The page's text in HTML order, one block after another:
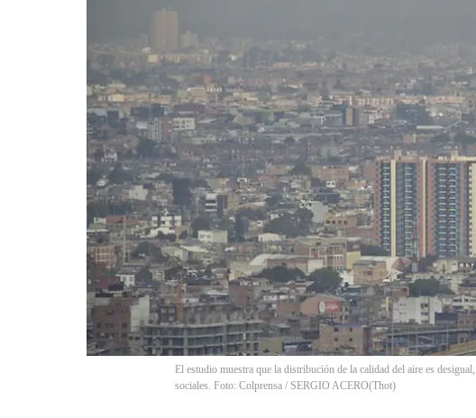
El estudio muestra que la distribución de la calidad del aire es
sociales. Foto: Colprensa / SERGIO ACERO(Thot)